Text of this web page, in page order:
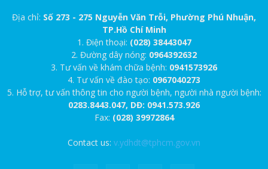
Địa chỉ: Số 273 - 275 Nguyễn Văn Trỗi, Phường Phú Nhuận,
TP.Hồ Chí Minh
1. Điện thoại: (028) 38443047
2. Đường dây nóng: 0964392632
3. Tư vấn về khám chữa bệnh: 0941573926
4. Tư vấn về đào tạo: 0967040273
5. Hỗ trợ, tư vấn thông tin cho người bệnh, người nhà người bệnh:
0283.8443.047, DĐ: 0941.573.926
Fax: (028) 39972864
Contact us: v.ydhdt@tphcm.gov.vn